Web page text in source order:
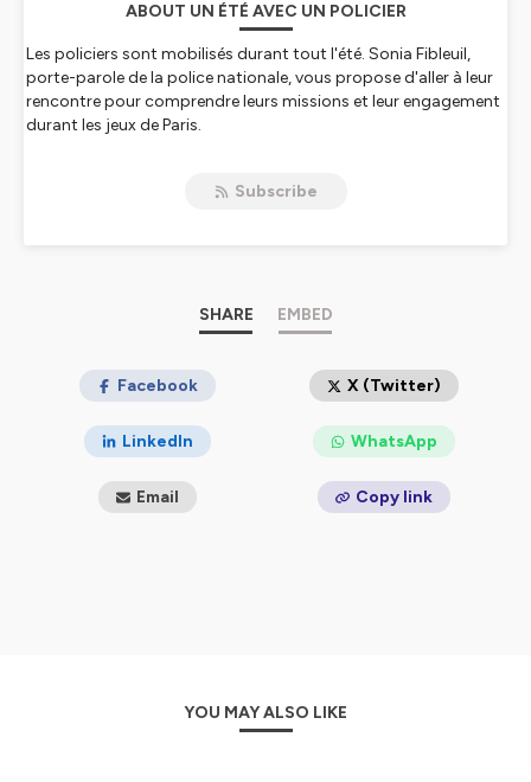
ABOUT UN ÉTÉ AVEC UN POLICIER
Les policiers sont mobilisés durant tout l'été. Sonia Fibleuil,
porte-parole de la police nationale, vous propose d'aller à leur
rencontre pour comprendre leurs missions et leur engagement
durant les jeux de Paris.
auxquels ils sont confrontés durant cette période.
nationale.interieur.gouv.fr/nous-rejoindre/nos-voies-dacces
WhatsApp :
📸 Nos meilleurs clichés sur notre Instagram :
Subscribe
SHARE EMBED
Facebook X (Twitter)
LinkedIn WhatsApp
Email Copy link
YOU MAY ALSO LIKE